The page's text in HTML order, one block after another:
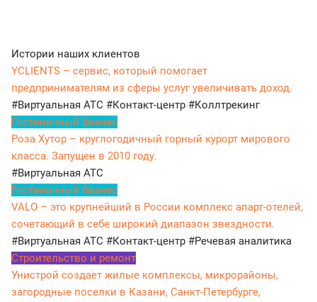
Истории наших клиентов
YCLIENTS – сервис, который помогает
предпринимателям из сферы услуг увеличивать доход.
#Виртуальная АТС #Контакт-центр #Коллтрекинг
Гостиничный бизнес
Роза Хутор – круглогодичный горный курорт мирового
класса. Запущен в 2010 году.
#Виртуальная АТС
Гостиничный бизнес
VALO – это крупнейший в России комплекс апарт-отелей,
сочетающий в себе широкий диапазон звездности.
#Виртуальная АТС #Контакт-центр #Речевая аналитика
Строительство и ремонт
Унистрой создает жилые комплексы, микрорайоны,
загородные поселки в Казани, Санкт-Петербурге,